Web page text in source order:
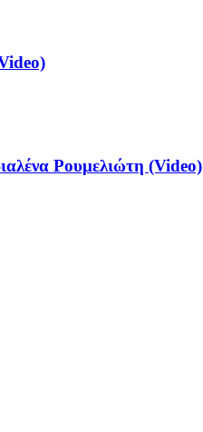
Ρουμελιώτη (Video)